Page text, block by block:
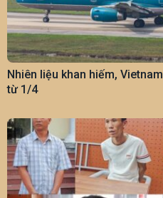
Nhiên liệu khan hiếm,
từ 1/4